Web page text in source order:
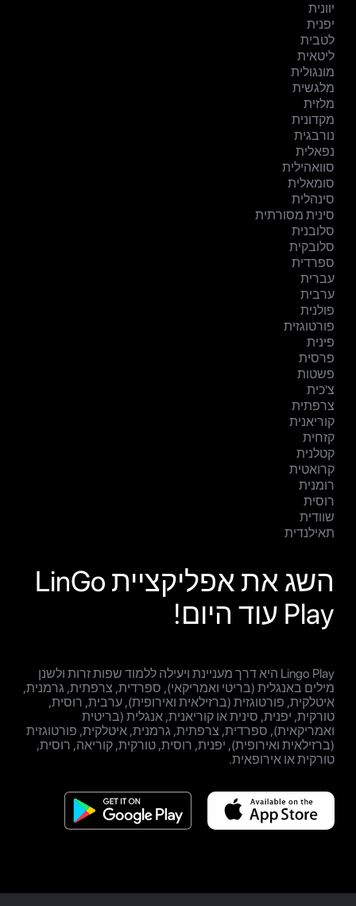
יוונית
יפנית
לטבית
ליטאית
מונגולית
מלגשית
מלזית
מקדונית
נורבגית
נפאלית
סוואהילית
סומאלית
סינהלית
סינית מסורתית
סלובנית
סלובקית
ספרדית
עברית
ערבית
פולנית
פורטוגזית
פינית
פרסית
פשטות
צ'כית
צרפתית
קוריאנית
קזחית
קטלנית
קרואטית
רומנית
רוסית
שוודית
תאילנדית
השג את אפליקציית LinGo
Play עוד היום!
Lingo Play היא דרך מעניינת ויעילה ללמוד שפות זרות ולשנן
מילים באנגלית (בריטי ואמריקאי), ספרדית, צרפתית, גרמנית,
איטלקית, פורטוגזית (ברזילאית ואירופית), ערבית, רוסית,
טורקית, יפנית, סינית או קוריאנית, אנגלית (בריטית
ואמריקאית), ספרדית, צרפתית, גרמנית, איטלקית, פורטוגזית
(ברזילאית ואירופית), יפנית, רוסית, טורקית, קוריאה, רוסית,
טורקית או אירופאית.